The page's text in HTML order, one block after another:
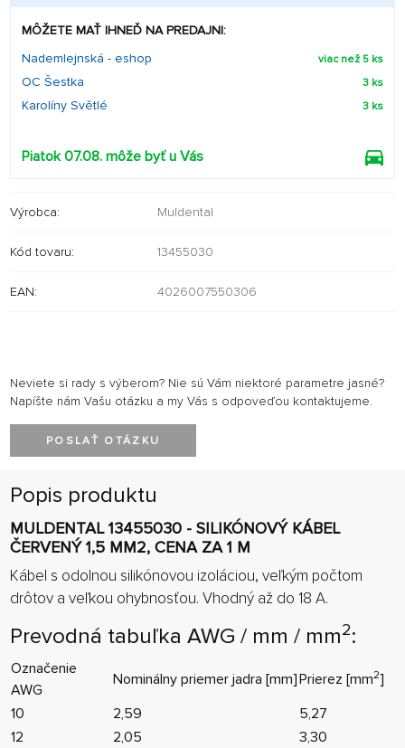
MÔŽETE MAŤ IHNEĎ NA PREDAJNI:
Nademlejnská - eshop
viac než 5 ks
OC Šestka 3 ks
Karolíny Světlé 3 ks
Piatok 07.08. môže byť u Vás
Výrobca: Muldental
Kód tovaru: 13455030
EAN: 4026007550306
Neviete si rady s výberom? Nie sú Vám niektoré parametre jasné?
Napíšte nám Vašu otázku a my Vás s odpoveďou kontaktujeme.
POSLAŤ OTÁZKU
Popis produktu
MULDENTAL 13455030 - SILIKÓNOVÝ KÁBEL
ČERVENÝ 1,5 MM2, CENA ZA 1 M
Kábel s odolnou silikónovou izoláciou, veľkým počtom
drôtov a veľkou ohybnosťou. Vhodný až do 18 A.
Prevodná tabuľka AWG / mm / mm2:
Označenie
AWG
Nominálny priemer jadra [mm]Prierez [mm2]
10
2,59
5,27
12
2,05
3,30